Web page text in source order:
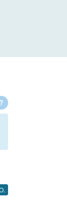
?